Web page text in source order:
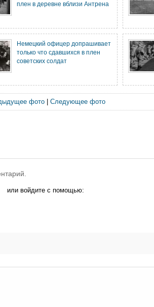
плен в деревне вблизи Антрена
Немецкий офицер допрашивает
только что сдавшихся в плен
советских солдат
фото| Следующее фото
или войдите с помощью: